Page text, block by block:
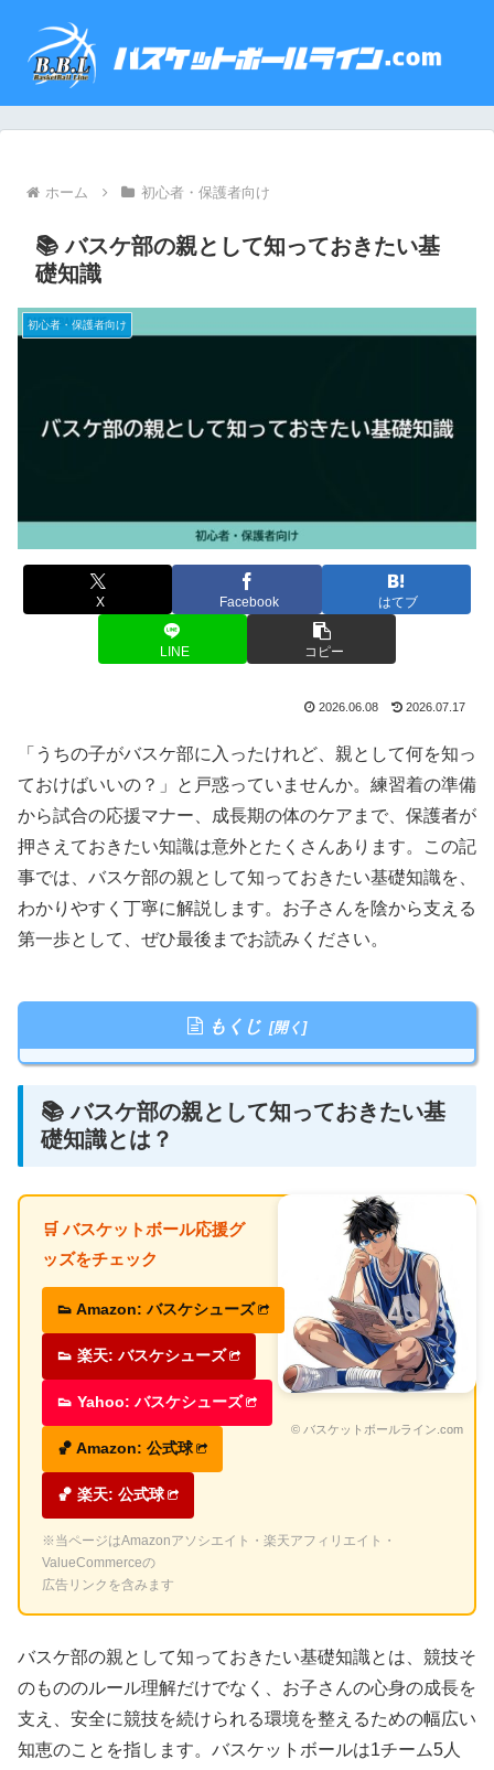
ホーム 初心者・保護者向け
📚 バスケ部の親として知っておきたい基
礎知識
初心者・保護者向け
X Facebook はてブ
LINE コピー
2026.06.08 2026.07.17
「うちの子がバスケ部に入ったけれど、親として何を知っ
ておけばいいの？」と戸惑っていませんか。練習着の準備
から試合の応援マナー、成長期の体のケアまで、保護者が
押さえておきたい知識は意外とたくさんあります。この記
事では、バスケ部の親として知っておきたい基礎知識を、
わかりやすく丁寧に解説します。お子さんを陰から支える
第一歩として、ぜひ最後までお読みください。
もくじ
📚 バスケ部の親として知っておきたい基
礎知識とは？
© バスケットボールライン.com
🛒 バスケットボール応援グ
ッズをチェック
👟 Amazon: バスケシューズ
👟 楽天: バスケシューズ
👟 Yahoo: バスケシューズ
🏀 Amazon: 公式球
🏀 楽天: 公式球
※当ページはAmazonアソシエイト・楽天アフィリエイト・
ValueCommerceの
広告リンクを含みます
バスケ部の親として知っておきたい基礎知識とは、競技そ
のもののルール理解だけでなく、お子さんの心身の成長を
支え、安全に競技を続けられる環境を整えるための幅広い
知恵のことを指します。バスケットボールは1チーム5人